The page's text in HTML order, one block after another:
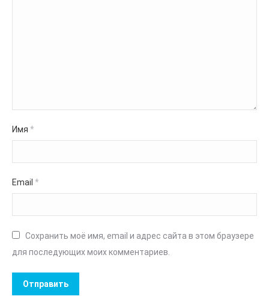
Имя *
Email *
Сохранить моё имя, email и адрес сайта в этом браузере
для последующих моих комментариев.